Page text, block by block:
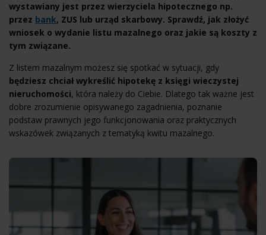
wystawiany jest przez wierzyciela hipotecznego np.
przez bank, ZUS lub urząd skarbowy. Sprawdź, jak złożyć
wniosek o wydanie listu mazalnego oraz jakie są koszty z
tym związane.
Z listem mazalnym możesz się spotkać w sytuacji, gdy
będziesz chciał wykreślić hipotekę z księgi wieczystej
nieruchomości, która należy do Ciebie. Dlatego tak ważne jest
dobre zrozumienie opisywanego zagadnienia, poznanie
podstaw prawnych jego funkcjonowania oraz praktycznych
wskazówek związanych z tematyką kwitu mazalnego.